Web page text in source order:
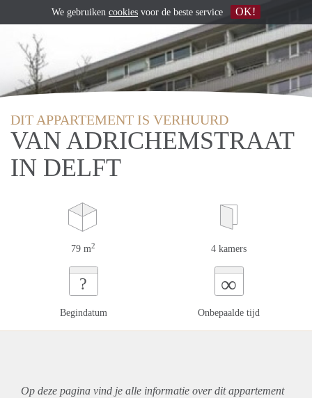
DIT APPARTEMENT IS VERHUURD
VAN ADRICHEMSTRAAT
IN DELFT
79 m2 4 kamers
?
Begindatum
∞
Onbepaalde tijd
Op deze pagina vind je alle informatie over ditappartement
We gebruiken cookies voor de beste service OK!